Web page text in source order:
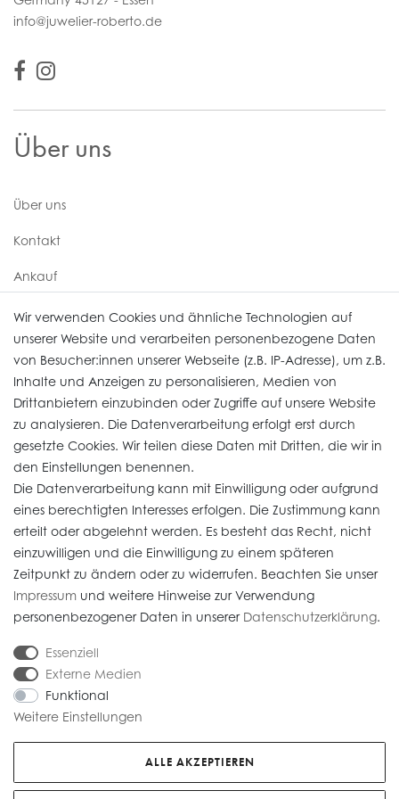
info@juwelier-roberto.de
Über uns
Über uns
Kontakt
Ankauf
Uhren Service
Vertrag widerrufen
Informationen
Widerrufs­recht
Impressum
AGB
Kundenauftrag) sind nach § 25 A UStG besteuert, die MwSt ist nicht
ausweisbar. Alle Preise zzgl.Versandkosten
Wir verwenden Cookies und ähnliche Technologien auf
unserer Website und verarbeiten personenbezogene Daten
von Besucher:innen unserer Webseite (z.B. IP-Adresse), um z.B.
Inhalte und Anzeigen zu personalisieren, Medien von
Drittanbietern einzubinden oder Zugriffe auf unsere Website
zu analysieren. Die Datenverarbeitung erfolgt erst durch
gesetzte Cookies. Wir teilen diese Daten mit Dritten, die wir in
den Einstellungen benennen.
Die Datenverarbeitung kann mit Einwilligung oder aufgrund
eines berechtigten Interesses erfolgen. Die Zustimmung kann
erteilt oder abgelehnt werden. Es besteht das Recht, nicht
einzuwilligen und die Einwilligung zu einem späteren
Zeitpunkt zu ändern oder zu widerrufen. Beachten Sie unser
Impressum und weitere Hinweise zur Verwendung
personenbezogener Daten in unserer Daten­schutz­erklärung.
Essenziell
Externe Medien
Funktional
Weitere Einstellungen
ALLE AKZEPTIEREN